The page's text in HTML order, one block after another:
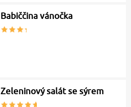
Babiččina vánočka
Zeleninový salát se sýrem